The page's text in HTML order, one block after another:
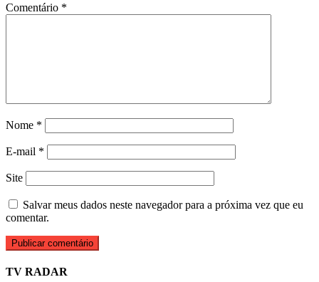
Comentário *
Nome *
E-mail *
Site
Salvar meus dados neste navegador para a próxima vez que eu
comentar.
TV RADAR